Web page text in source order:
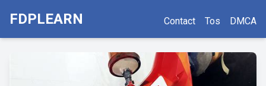
FDPLEARN Contact Tos DMCA